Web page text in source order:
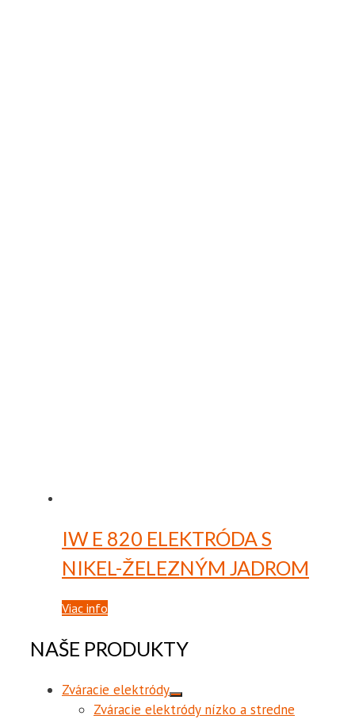
IW E 820 ELEKTRÓDA S
NIKEL-ŽELEZNÝM JADROM
Viac info
NAŠE PRODUKTY
Zváracie elektródy
Zváracie elektródy nízko a stredne